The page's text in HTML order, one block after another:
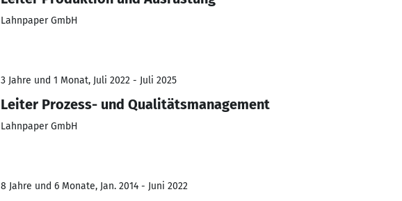
Lahnpaper GmbH
3 Jahre und 1 Monat, Juli 2022 - Juli 2025
Leiter Prozess- und Qualitätsmanagement
Lahnpaper GmbH
8 Jahre und 6 Monate, Jan. 2014 - Juni 2022